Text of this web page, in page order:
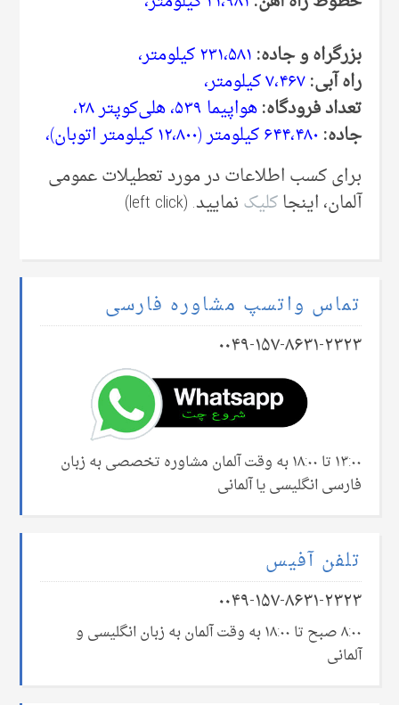
بزرگراه و جاده:۲۳۱،۵۸۱ کیلومتر،
راه آبی:۷،۴۶۷ کیلومتر،
تعداد فرودگاه:هواپیما ۵۳۹، هلی‌کوپتر ۲۸،
جاده:۶۴۴،۴۸۰ کیلومتر (۱۲،۸۰۰ کیلومتر اتوبان)،
برای کسب اطلاعات در مورد تعطیلات عمومی‌
آلمان، اینجاکلیکنمایید. (left click)
تماس واتسپ مشاوره فارسی
۰۰۴۹-۱۵۷-۸۶۳۱-۲۳۲۳
۱۳:۰۰ تا ۱۸:۰۰ به وقت آلمان مشاوره تخصصی به زبان
فارسی انگلیسی یا آلمانی
تلفن آفیس
۰۰۴۹-۱۵۷-۸۶۳۱-۲۳۲۳
۸:۰۰ صبح تا ۱۸:۰۰ به وقت آلمان به زبان انگلیسی و
آلمانی